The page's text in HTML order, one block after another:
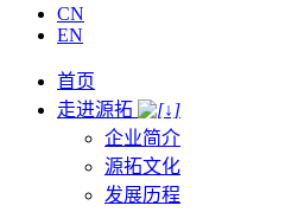
CN
EN
首页
走进源拓
企业简介
源拓文化
发展历程